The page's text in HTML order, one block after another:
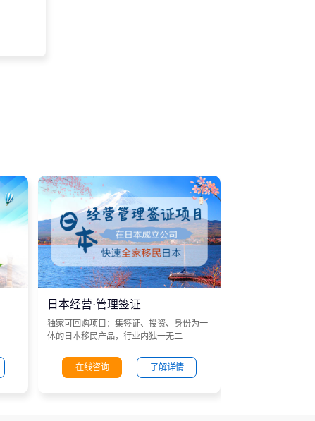
日本经营·管理签证
独家可回购项目：集签证、投资、身份为一
体的日本移民产品，行业内独一无二
在线咨询 了解详情